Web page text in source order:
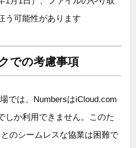
う可能性があります
での考慮事項
では、NumbersはiCloud.com
しか利用できません。このた
のシームレスな協業は困難で